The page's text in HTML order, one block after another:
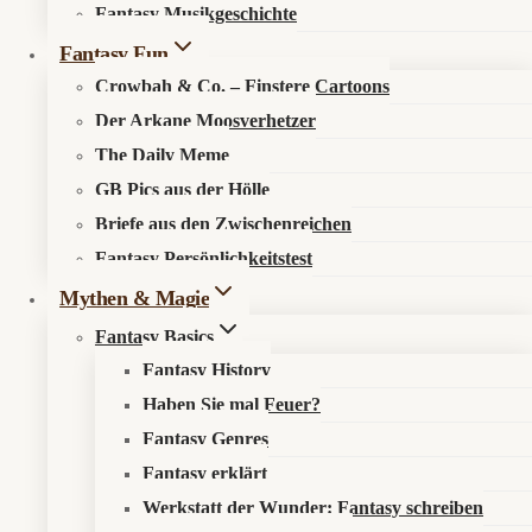
Fantasy Musikgeschichte
Fantasy Fun
Crowbah & Co. – Finstere Cartoons
Der Arkane Moosverhetzer
The Daily Meme
GB Pics aus der Hölle
Briefe aus den Zwischenreichen
Fantasy Persönlichkeitstest
Mythen & Magie
Fantasy Basics
Fantasy History
Haben Sie mal Feuer?
Fantasy Genres
Fantasy erklärt
Werkstatt der Wunder: Fantasy schreiben
Search in content
Netherwilds: Return The Goat
startet die matschigste Fantasy-Metal-Rebellion des Jahres
Monty Python findet neue Thrash-Riffs
hat mitReturn The Goatdas erste Kapitel einer